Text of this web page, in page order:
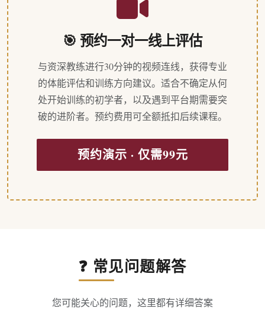
🎯 预约一对一线上评估
与资深教练进行30分钟的视频连线，获得专业
的体能评估和训练方向建议。适合不确定从何
处开始训练的初学者，以及遇到平台期需要突
破的进阶者。预约费用可全额抵扣后续课程。
预约演示 · 仅需99元
❓ 常见问题解答
您可能关心的问题，这里都有详细答案